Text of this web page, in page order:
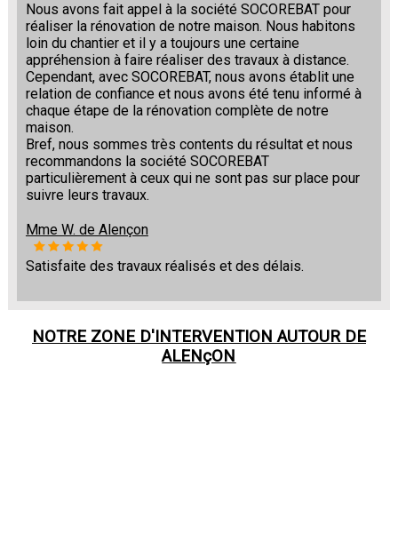
Nous avons fait appel à la société SOCOREBAT pour
réaliser la rénovation de notre maison. Nous habitons
loin du chantier et il y a toujours une certaine
appréhension à faire réaliser des travaux à distance.
Cependant, avec SOCOREBAT, nous avons établit une
relation de confiance et nous avons été tenu informé à
chaque étape de la rénovation complète de notre
maison.
Bref, nous sommes très contents du résultat et nous
recommandons la société SOCOREBAT
particulièrement à ceux qui ne sont pas sur place pour
suivre leurs travaux.
Mme W. de Alençon
Satisfaite des travaux réalisés et des délais.
NOTRE ZONE D'INTERVENTION AUTOUR DE
ALENçON